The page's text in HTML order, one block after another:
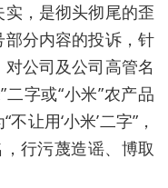
，是彻头彻尾的歪
分内容的投诉，针
公司及公司高管名
字或“小米”农产品
让用‘小米’二字”，
行污蔑造谣、博取